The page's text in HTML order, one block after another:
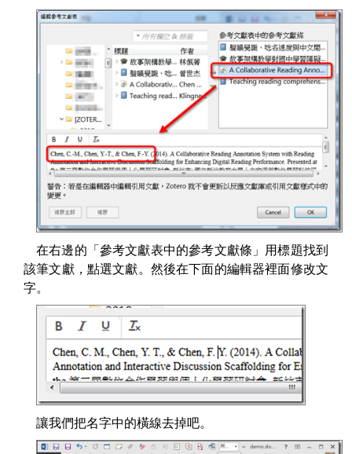
在右邊的「參考文獻表中的參考文獻條」用標題找到
該筆文獻，點選文獻。然後在下面的編輯器裡面修改文
字。
讓我們把名字中的橫線去掉吧。